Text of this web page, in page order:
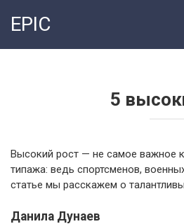
EPIC
5
Высокий рост — не самое важное
типажа: ведь спортсменов,
статье мы расскажем о
Данила Дунаев